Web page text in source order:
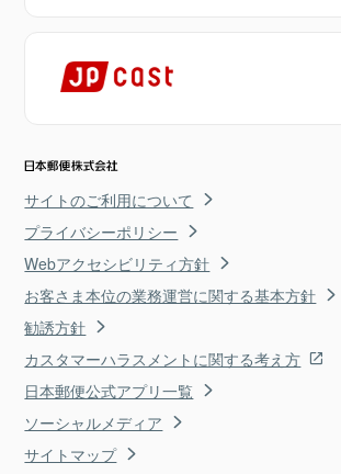
サイトのご利用について
プライバシーポリシー
Webアクセシビリティ方針
お客さま本位の業務運営に関する基本方針
勧誘方針
カスタマーハラスメントに関する考え方
日本郵便公式アプリ一覧
ソーシャルメディア
サイトマップ